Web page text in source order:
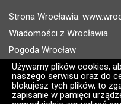
Używamy plików cookies,
naszego serwisu oraz do
blokujesz tych plików, to
zapisanie w pamięci
Strona Wrocławia:
Wiadomości z Wrocławia
Pogoda Wrocław
Rozkłady jazdy MPK
Administratorem wroclaw.pl